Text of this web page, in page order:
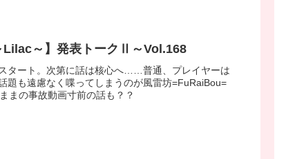
Lilac～】発表トークⅡ～Vol.168
タート。次第に話は核心へ……普通、プレイヤーは
題も遠慮なく喋ってしまうのが風雷坊=FuRaiBou=
まの事故動画寸前の話も？？